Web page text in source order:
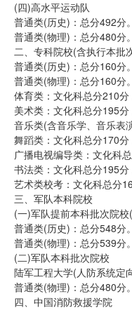
(四)高水平运动队
普通类(历史)：总分492分。
普通类(物理)：总分480分。
二、专科院校(含执行本批
普通类(历史)：总分160分。
普通类(物理)：总分160分。
体育类：文化科总分210分
美术类：文化科总分195分
音乐类(含音乐学、音乐表
舞蹈类：文化科总分170分
广播电视编导类：文化科
书法类：文化科总分195分
艺术类校考：文化科总分
三、军队本科院校
(一)军队提前本科批次院
普通类(历史)：总分548分。
普通类(物理)：总分539分。
(二)军队本科批次院校
陆军工程大学(人防系统定
普通类(物理)：总分480分。
四、中国消防救援学院